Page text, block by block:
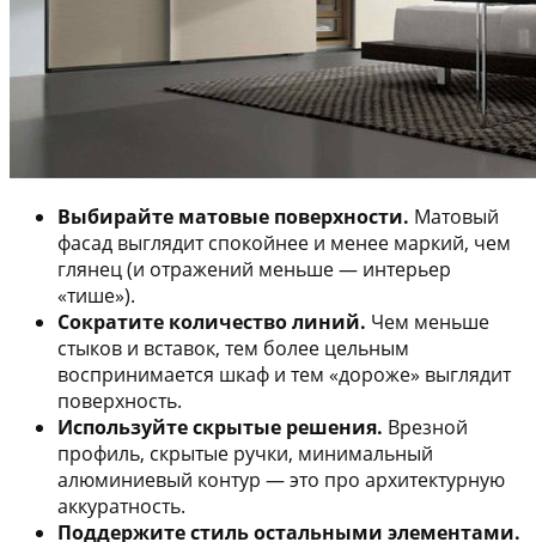
Выбирайте матовые поверхности. Матовый
фасад выглядит спокойнее и менее маркий, чем
глянец (и отражений меньше — интерьер
«тише»).
Сократите количество линий. Чем меньше
стыков и вставок, тем более цельным
воспринимается шкаф и тем «дороже» выглядит
поверхность.
Используйте скрытые решения. Врезной
профиль, скрытые ручки, минимальный
алюминиевый контур — это про архитектурную
аккуратность.
Поддержите стиль остальными элементами.